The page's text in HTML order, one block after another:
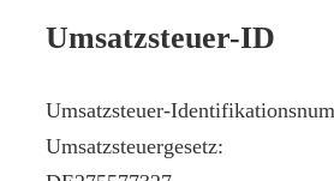
Umsatzsteuer-ID
Umsatzsteuer-
Umsatzsteuergesetz: